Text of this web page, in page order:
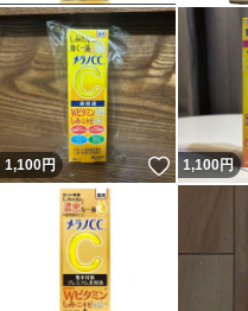
1,100円 いいね！
1,100円